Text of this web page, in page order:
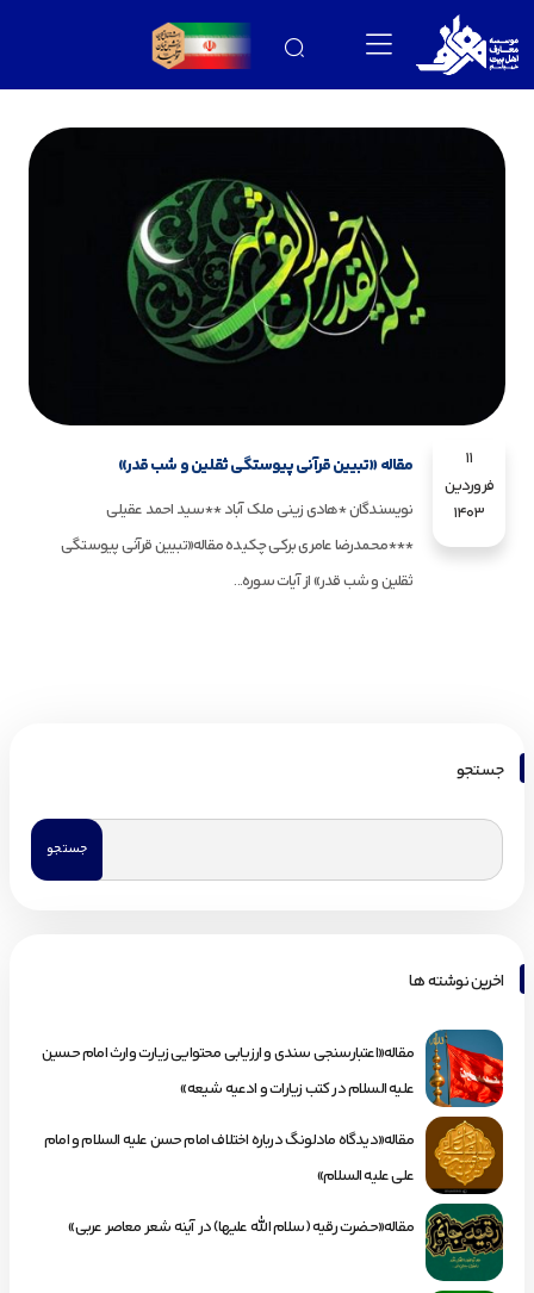
11
فروردین
1403
مقاله «تبیین قرآنی پیوستگی ثقلین و شب قدر»
نویسندگان *هادی زینی ملک آباد **سید احمد عقیلی
***محمدرضا عامری برکی چکیده مقاله«تبیین قرآنی پیوستگی
ثقلین و شب قدر» از آیات سوره...
جستجو
اخرین نوشته ها
مقاله«اعتبارسنجی سندی و ارزیابی محتوایی زیارت وارث امام حسین
علیه السلام در کتب زیارات و ادعیه شیعه»
مقاله«دیدگاه مادلونگ درباره اختلاف امام حسن علیه السلام و امام
علی علیه السلام»
مقاله«حضرت رقیه (سلام الله علیها) در آینه شعر معاصر عربی»